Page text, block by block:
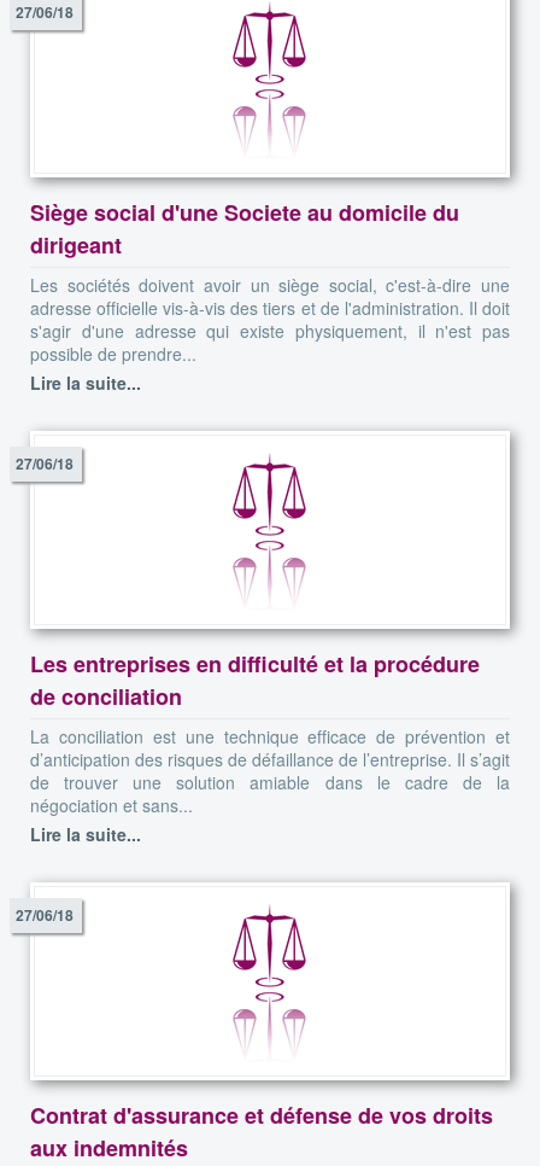
27/06/18
Siège social d'une Societe au domicile du
dirigeant
Les sociétés doivent avoir un siège social, c'est-à-dire une
adresse officielle vis-à-vis des tiers et de l'administration. Il doit
s'agir d'une adresse qui existe physiquement, il n'est pas
possible de prendre...
Lire la suite...
27/06/18
Les entreprises en difficulté et la procédure
de conciliation
La conciliation est une technique efficace de prévention et
d’anticipation des risques de défaillance de l’entreprise. Il s’agit
de trouver une solution amiable dans le cadre de la
négociation et sans...
Lire la suite...
27/06/18
Contrat d'assurance et défense de vos droits
aux indemnités